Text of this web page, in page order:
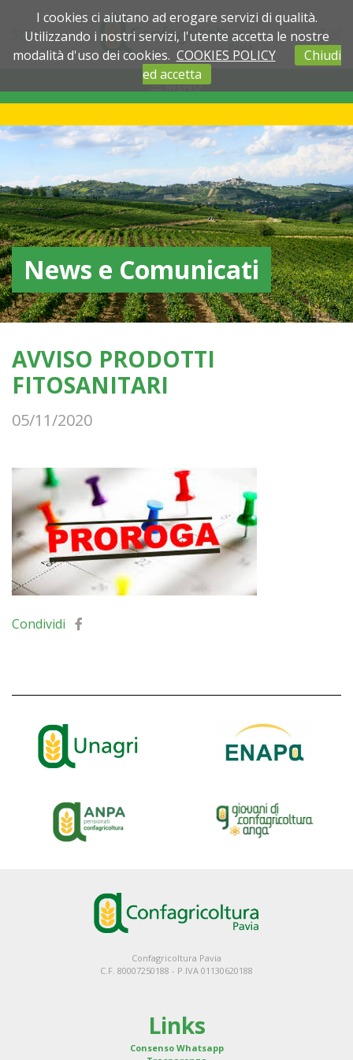
SEDI
MENU
News e Comunicati
AVVISO PRODOTTI
FITOSANITARI
05/11/2020
Condividi
Confagricoltura Pavia
C.F. 80007250188 - P.IVA 01130620188
Links
Consenso Whatsapp
I cookies ci aiutano ad erogare servizi di qualità.
Utilizzando i nostri servizi, l'utente accetta le nostre
modalità d'uso dei cookies. COOKIES POLICY
Chiudi
ed accetta